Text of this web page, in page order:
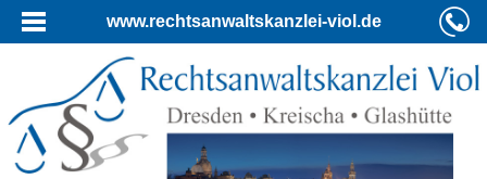
www.rechtsanwaltskanzlei-viol.de